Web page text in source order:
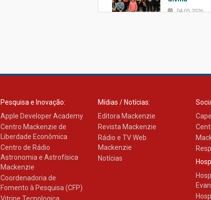
04.05.2026
Cerimônia
Medicina em
09.03.2026
Mackenzie
campanha
apoiar
05.03.2026
Pesquisa e Inovação:
Apple Developer Academy
Centro Mackenzie de
Liberdade Econômica
Centro de Rádio
Astronomia e Astrofísica
Mackenzie
Coordenadoria de
Fomento à Pesquisa (CFP)
Mídias / Notícias:
Editora Mackenzie
Revista Mackenzie
Rádio e TV Web
Mackenzie
Notícias